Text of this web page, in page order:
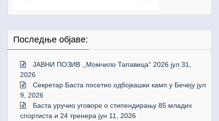
Последње објаве:
ЈАВНИ ПОЗИВ ,,Момчило Тапавица“ 2026 јул 31,
2026
Секретар Баста посетио одбојкашки камп у Бечеју јул
9, 2026
Баста уручио уговоре о стипендирању 85 младих
спортиста и 24 тренера јун 11, 2026